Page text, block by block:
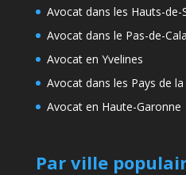
Avocat dans les Hauts-de-
Avocat dans le Pas-de-
Avocat en Yvelines
Avocat dans les Pays de
Avocat en Haute-Garonne
Par ville